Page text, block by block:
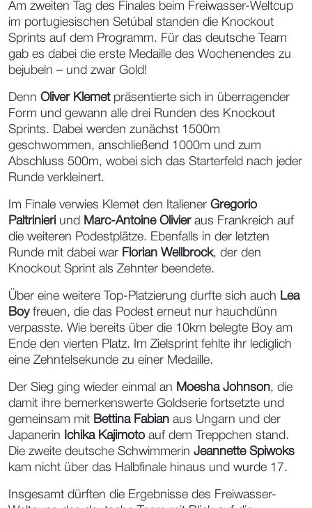
Am zweiten Tag des Finales beim Freiwasser-Weltcup
im portugiesischen Setúbal standen die Knockout
Sprints auf dem Programm. Für das deutsche Team
gab es dabei die erste Medaille des Wochenendes zu
bejubeln – und zwar Gold!
Denn Oliver Klemetpräsentierte sich in überragender
Form und gewann alle drei Runden des Knockout
Sprints. Dabei werden zunächst 1500m
geschwommen, anschließend 1000m und zum
Abschluss 500m, wobei sich das Starterfeld nach jeder
Runde verkleinert.
Im Finale verwies Klemet den Italiener Gregorio
Paltrinieri und Marc-Antoine Olivier aus Frankreich auf
die weiteren Podestplätze. Ebenfalls in der letzten
Runde mit dabei war Florian Wellbrock, der den
Knockout Sprint als Zehnter beendete.
Über eine weitere Top-Platzierung durfte sich auch Lea
Boyfreuen, die das Podest erneut nur hauchdünn
verpasste. Wie bereits über die 10km belegte Boy am
Ende den vierten Platz. Im Zielsprint fehlte ihr lediglich
eine Zehntelsekunde zu einer Medaille.
Der Sieg ging wieder einmal an Moesha Johnson, die
damit ihre bemerkenswerte Goldserie fortsetzte und
gemeinsam mit Bettina Fabian aus Ungarn und der
Japanerin
Ichika Kajimoto auf dem Treppchen stand.
Die zweite deutsche Schwimmerin Jeannette Spiwoks
kam nicht über das Halbfinale hinaus und wurde 17.
Insgesamt dürften die Ergebnisse des Freiwasser-